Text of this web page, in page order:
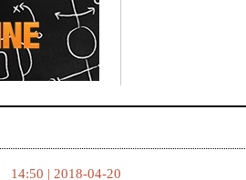
14:50 | 2018-04-20